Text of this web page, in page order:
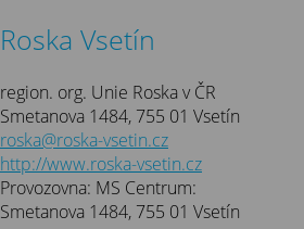
Roska Vsetín
region. org. Unie Roska v ČR
Smetanova 1484, 755 01 Vsetín
roska@roska-vsetin.cz
http://www.roska-vsetin.cz
Provozovna: MS Centrum:
Smetanova 1484, 755 01 Vsetín